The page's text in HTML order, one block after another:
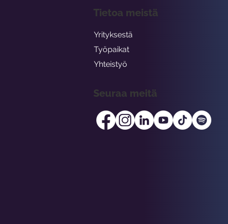
Tietoa meistä
Yrityksestä
Työpaikat
Yhteistyö
Seuraa meitä